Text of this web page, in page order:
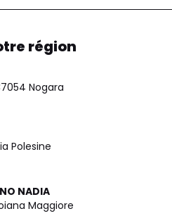
région
Nogara
Polesine
NADIA
Maggiore